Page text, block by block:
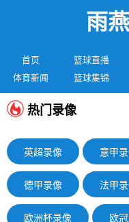
雨
首页 篮球直播
体育新闻
篮球集锦
热门录像
英超录像 意甲
德甲录像 法甲
欧洲杯录像 欧